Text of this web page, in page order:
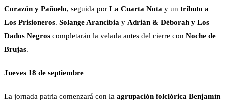
Corazón y Pañuelo, seguida por La Cuarta Nota y un tributo a
Los Prisioneros. Solange Arancibia y Adrián & Déborah y Los
Dados Negros completarán la velada antes del cierre con Noche de
Brujas.
Jueves 18 de septiembre
La jornada patria comenzará con la agrupación folclórica Benjamín